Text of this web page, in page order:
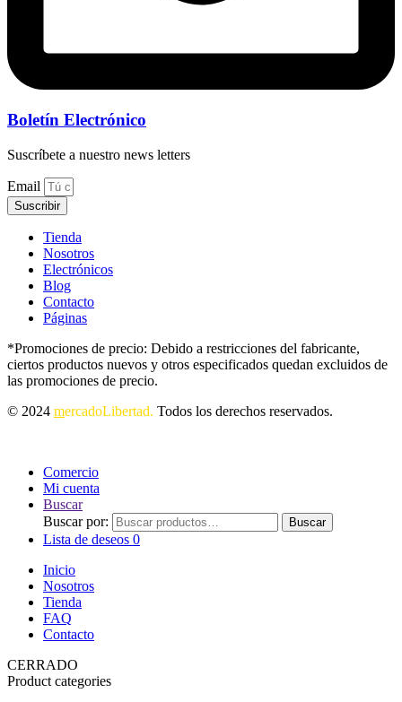
Boletín Electrónico
Suscríbete a nuestro news letters
Email
Suscribir
Tienda
Nosotros
Electrónicos
Blog
Contacto
Páginas
*Promociones de precio: Debido a restricciones del fabricante,
ciertos productos nuevos y otros especificados quedan excluidos de
las promociones de precio.
© 2024 mercadoLibertad. Todos los derechos reservados.
Comercio
Mi cuenta
Buscar
Buscar por:
Buscar
Lista de deseos 0
Inicio
Nosotros
Tienda
FAQ
Contacto
CERRADO
Product categories